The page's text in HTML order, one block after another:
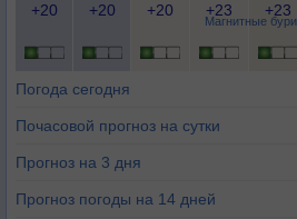
Магнитные бури
+20 +20 +20 +23 +23
Погода сегодня
Почасовой прогноз на сутки
Прогноз на 3 дня
Прогноз погоды на 14 дней